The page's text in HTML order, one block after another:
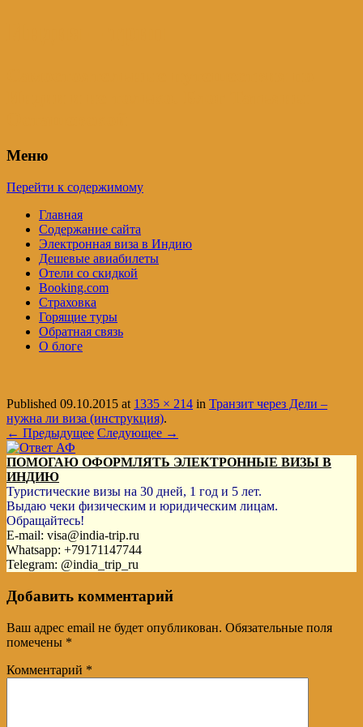
Меню
Перейти к содержимому
Главная
Содержание сайта
Электронная виза в Индию
Дешевые авиабилеты
Отели со скидкой
Booking.com
Страховка
Горящие туры
Обратная связь
О блоге
Published 09.10.2015 at 1335 × 214 in Транзит через Дели –
нужна ли виза (инструкция).
← Предыдущее Следующее →
ПОМОГАЮ ОФОРМЛЯТЬ ЭЛЕКТРОННЫЕ ВИЗЫ В
ИНДИЮ
Туристические визы на 30 дней, 1 год и 5 лет.
Выдаю чеки физическим и юридическим лицам.
Обращайтесь!
E-mail: visa@india-trip.ru
Whatsapp: +79171147744
Telegram: @india_trip_ru
Добавить комментарий
Ваш адрес email не будет опубликован. Обязательные поля
помечены *
Комментарий *